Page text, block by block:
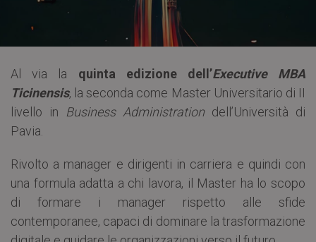
Al via la quinta edizione dell’Executive MBA
Ticinensis, la seconda come Master Universitario di II
livello in Business Administration dell’Università di
Pavia.
Rivolto a manager e dirigenti in carriera e quindi con
una formula adatta a chi lavora, il Master ha lo scopo
di formare i manager rispetto alle sfide
contemporanee, capaci di dominare la trasformazione